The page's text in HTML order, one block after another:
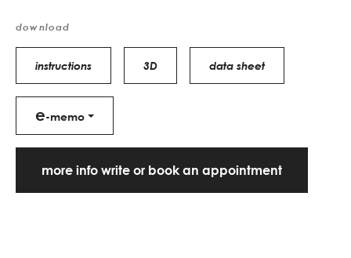
download
instructions 3D data sheet
e-memo
more info write or book an appointment